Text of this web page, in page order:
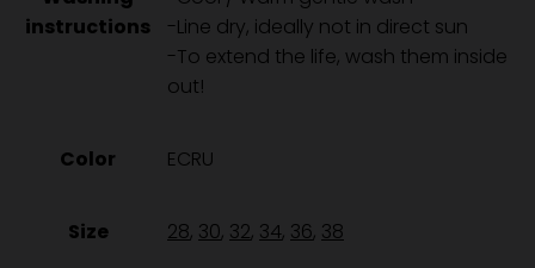
instructions
-Line dry, ideally not in direct sun
-To extend the life, wash them inside
out!
Color ECRU
Size 28, 30, 32, 34, 36, 38